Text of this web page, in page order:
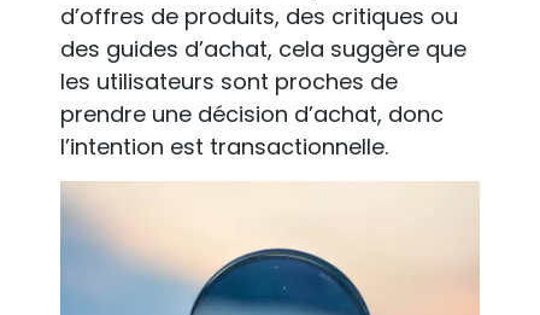
d’offres de produits, des critiques ou
des guides d’achat, cela suggère que
les utilisateurs sont proches de
prendre une décision d’achat, donc
l’intention est transactionnelle.